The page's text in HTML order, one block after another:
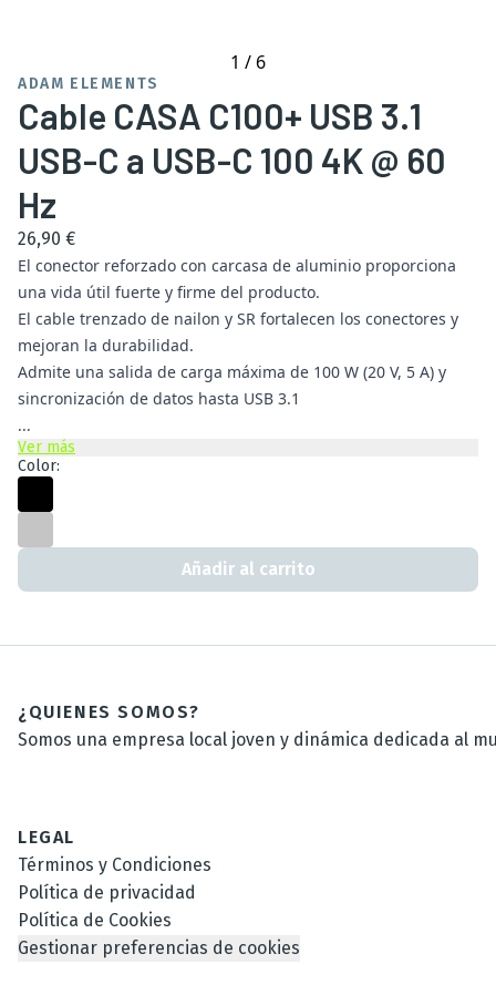
1 / 6
ADAM ELEMENTS
Cable CASA C100+ USB 3.1
USB-C a USB-C 100 4K @ 60
Hz
26,90 €
El conector reforzado con carcasa de aluminio proporciona
una vida útil fuerte y firme del producto.
El cable trenzado de nailon y SR fortalecen los conectores y
mejoran la durabilidad.
Admite una salida de carga máxima de 100 W (20 V, 5 A) y
sincronización de datos hasta USB 3.1
...
Ver más
Color:
Añadir al carrito
¿QUIENES SOMOS?
Somos una empresa local joven y dinámica dedicada al
LEGAL
Términos y Condiciones
Política de privacidad
Política de Cookies
Gestionar preferencias de cookies